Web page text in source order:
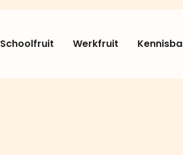
Schoolfruit Werkfruit